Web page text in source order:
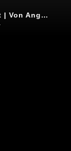
Die unerwünschte Souveränität | Von Angela Mahr